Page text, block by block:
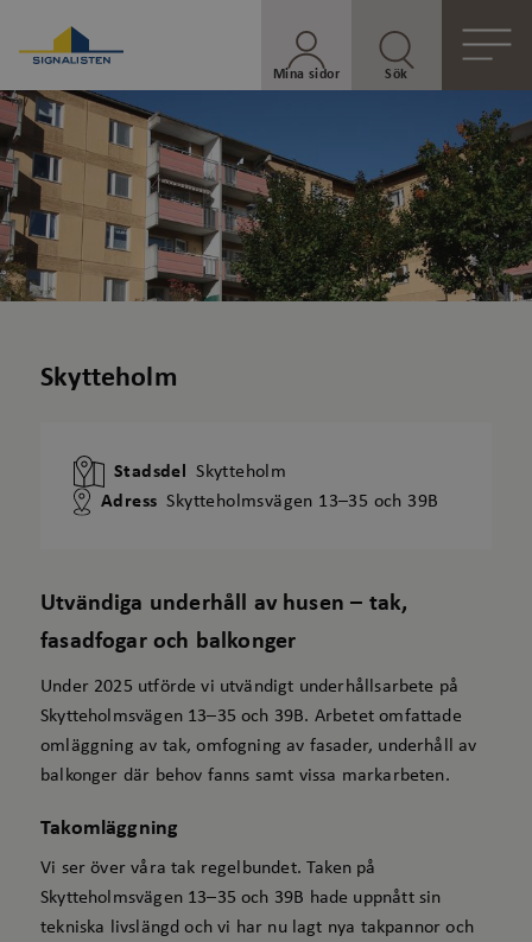
Mina sidor Sök
Skytteholm
Stadsdel
Skytteholm
Adress Skytteholmsvägen 13–35 och 39B
Utvändiga underhåll av husen – tak,
fasadfogar och balkonger
Under 2025 utförde vi utvändigt underhållsarbete på
Skytteholmsvägen 13–35 och 39B. Arbetet omfattade
omläggning av tak, omfogning av fasader, underhåll av
balkonger där behov fanns samt vissa markarbeten.
Takomläggning
Vi ser över våra tak regelbundet. Taken på
Skytteholmsvägen 13–35 och 39B hade uppnått sin
tekniska livslängd och vi har nu lagt nya takpannor och